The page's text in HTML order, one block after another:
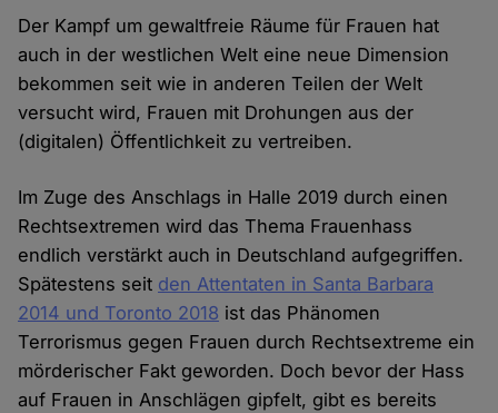
Der Kampf um gewaltfreie Räume für Frauen hat
auch in der westlichen Welt eine neue Dimension
bekommen seit wie in anderen Teilen der Welt
versucht wird, Frauen mit Drohungen aus der
(digitalen) Öffentlichkeit zu vertreiben.
Im Zuge des Anschlags in Halle 2019 durch einen
Rechtsextremen wird das Thema Frauenhass
endlich verstärkt auch in Deutschland aufgegriffen.
Spätestens seit den Attentaten in Santa Barbara
2014 und Toronto 2018 ist das Phänomen
Terrorismus gegen Frauen durch Rechtsextreme ein
mörderischer Fakt geworden. Doch bevor der Hass
auf Frauen in Anschlägen gipfelt, gibt es bereits